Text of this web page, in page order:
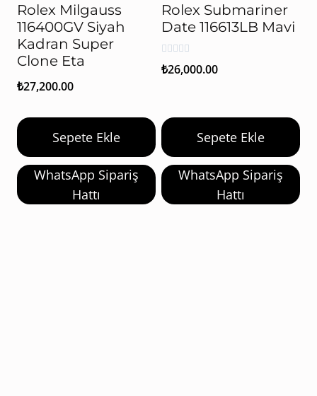
Rolex Milgauss
116400GV Siyah
Kadran Super
Clone Eta
₺27,200.00
Sepete Ekle
WhatsApp Sipariş
Hattı
Rolex Submariner
Date 116613LB Mavi
5 üzerinden
5.00
₺26,000.00
Sepete Ekle
WhatsApp Sipariş
Hattı